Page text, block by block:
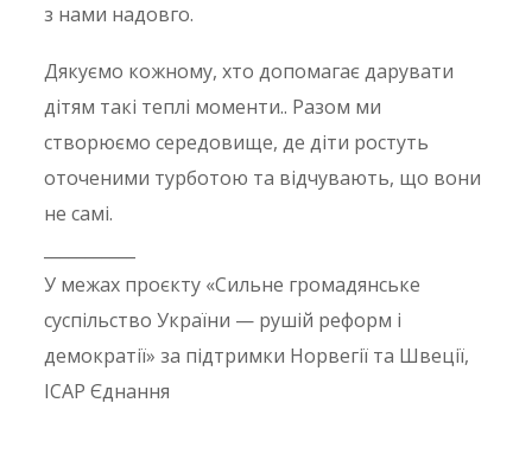
з нами надовго.
Дякуємо кожному, хто допомагає дарувати
дітям такі теплі моменти.. Разом ми
створюємо середовище, де діти ростуть
оточеними турботою та відчувають, що вони
не самі.
У межах проєкту «Сильне громадянське
суспільство України — рушій реформ і
демократії» за підтримки Норвегії та Швеції,
ІСАР Єднання